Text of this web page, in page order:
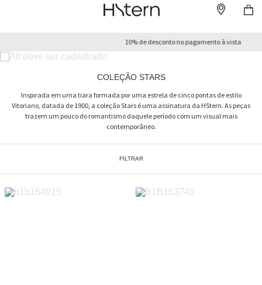
10% de desconto no pagamento à vista
COLEÇÃO STARS
Inspirada em uma tiara formada por uma estrela de cinco pontas de estilo
Vitoriano, datada de 1900, a coleção Stars é uma assinatura da HStern. As peças
trazem um pouco do romantismo daquele período com um visual mais
contemporâneo.
FILTRAR